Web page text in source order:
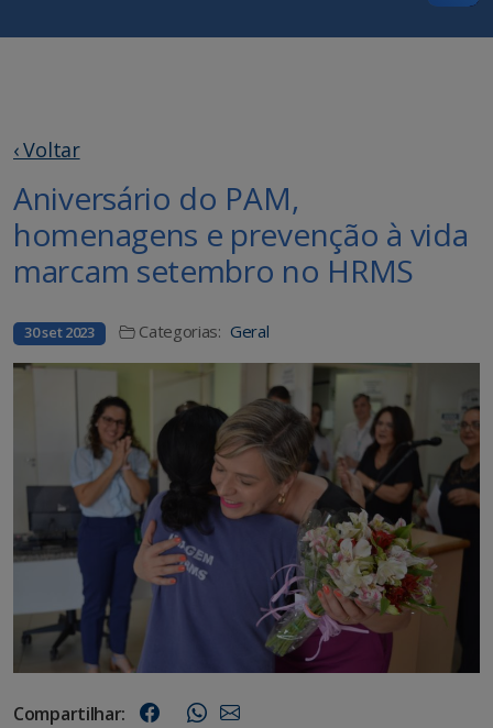
‹ Voltar
Aniversário do PAM,
homenagens e prevenção à vida
marcam setembro no HRMS
30 set 2023 Categorias: Geral
Compartilhar: